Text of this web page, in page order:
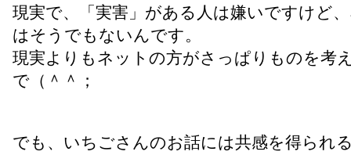
現実で、「実害」がある人は嫌いですけど
はそうでもないんです。
現実よりもネットの方がさっぱりものを考
で（＾＾；
でも、いちごさんのお話には共感を得られ